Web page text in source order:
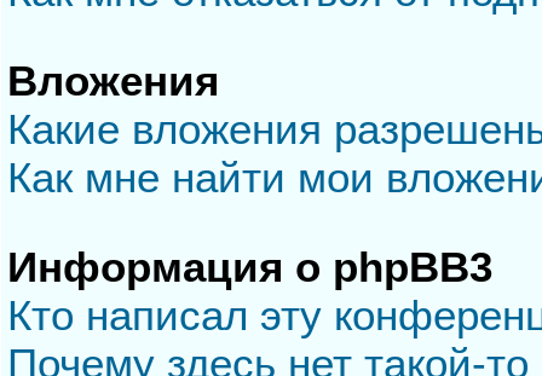
Вложения
Какие вложения
Как мне найти мои
Информация о phpBB3
Кто написал эту
Почему здесь нет такой-